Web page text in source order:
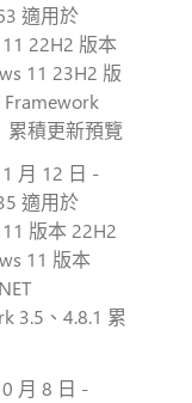
適用於
22H2 版本
11 23H2 版
Framework
累積更新預覽
月 12 日 -
適用於
版本 22H2
11 版本
3.5、4.8.1 累
月 8 日 -